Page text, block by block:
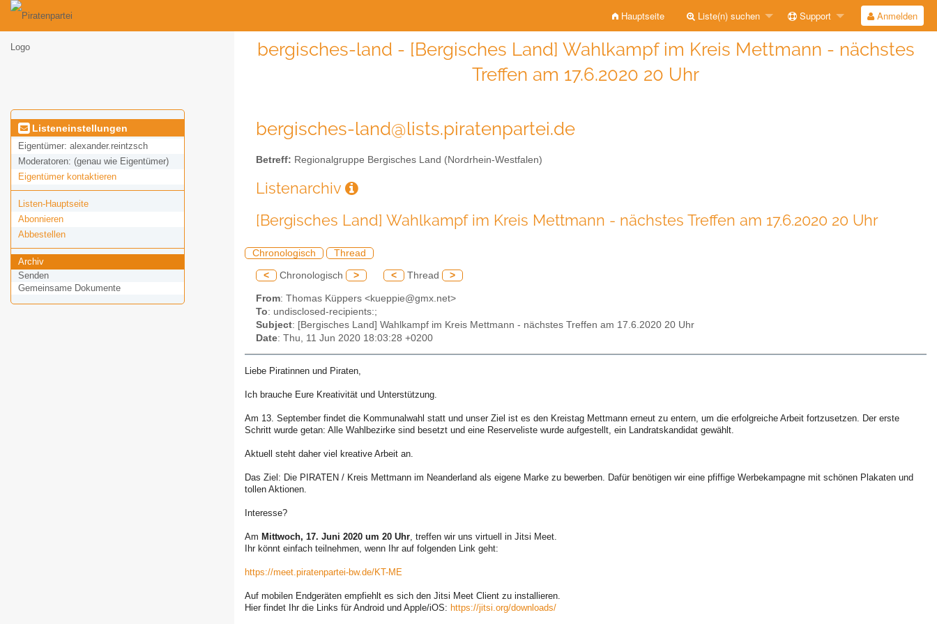
Hauptseite Liste(n) suchen Support Anmelden
bergisches-land - [Bergisches Land] Wahlkampf im Kreis Mettmann - nächstes
Treffen am 17.6.2020 20 Uhr
Listeneinstellungen
Eigentümer: alexander.reintzsch
Moderatoren: (genau wie Eigentümer)
Eigentümer kontaktieren
Listen-Hauptseite
Abonnieren
Abbestellen
Archiv
Senden
Gemeinsame Dokumente
bergisches-land@lists.piratenpartei.de
Betreff: Regionalgruppe Bergisches Land (Nordrhein-Westfalen)
Listenarchiv
[Bergisches Land] Wahlkampf im Kreis Mettmann - nächstes Treffen am 17.6.2020 20 Uhr
Chronologisch Thread
< Chronologisch > < Thread >
From: Thomas Küppers <kueppie@gmx.net>
To: undisclosed-recipients:;
Subject: [Bergisches Land] Wahlkampf im Kreis Mettmann - nächstes Treffen am 17.6.2020 20 Uhr
Date: Thu, 11 Jun 2020 18:03:28 +0200
Liebe Piratinnen und Piraten,
Ich brauche Eure Kreativität und Unterstützung.
Am 13. September findet die Kommunalwahl statt und unser Ziel ist es den Kreistag Mettmann erneut zu entern, um die erfolgreiche Arbeit fortzusetzen. Der erste
Schritt wurde getan: Alle Wahlbezirke sind besetzt und eine Reserveliste wurde aufgestellt, ein Landratskandidat gewählt.
Aktuell steht daher viel kreative Arbeit an.
Das Ziel: Die PIRATEN / Kreis Mettmann im Neanderland als eigene Marke zu bewerben. Dafür benötigen wir eine pfiffige Werbekampagne mit schönen Plakaten und
tollen Aktionen.
Interesse?
Am Mittwoch, 17. Juni 2020 um 20 Uhr, treffen wir uns virtuell in Jitsi Meet.
Ihr könnt einfach teilnehmen, wenn Ihr auf folgenden Link geht:
https://meet.piratenpartei-bw.de/KT-ME
Auf mobilen Endgeräten empfiehlt es sich den Jitsi Meet Client zu installieren.
Hier findet Ihr die Links für Android und Apple/iOS: https://jitsi.org/downloads/